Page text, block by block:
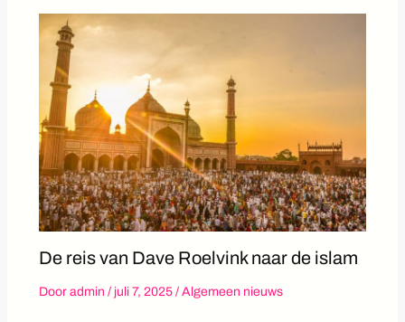
De reis van Dave Roelvink naar de islam
Door admin / juli 7, 2025 / Algemeen nieuws